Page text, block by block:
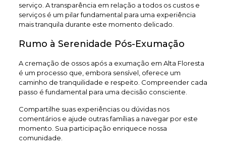
serviço. A transparência em relação a todos os custos e
serviços é um pilar fundamental para uma experiência
mais tranquila durante este momento delicado.
Rumo à Serenidade Pós-Exumação
A cremação de ossos após a exumação em Alta Floresta
é um processo que, embora sensível, oferece um
caminho de tranquilidade e respeito. Compreender cada
passo é fundamental para uma decisão consciente.
Compartilhe suas experiências ou dúvidas nos
comentários e ajude outras famílias a navegar por este
momento. Sua participação enriquece nossa
comunidade.